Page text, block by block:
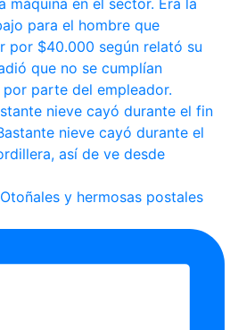
nieve cayó durante el fin
y hermosas postales